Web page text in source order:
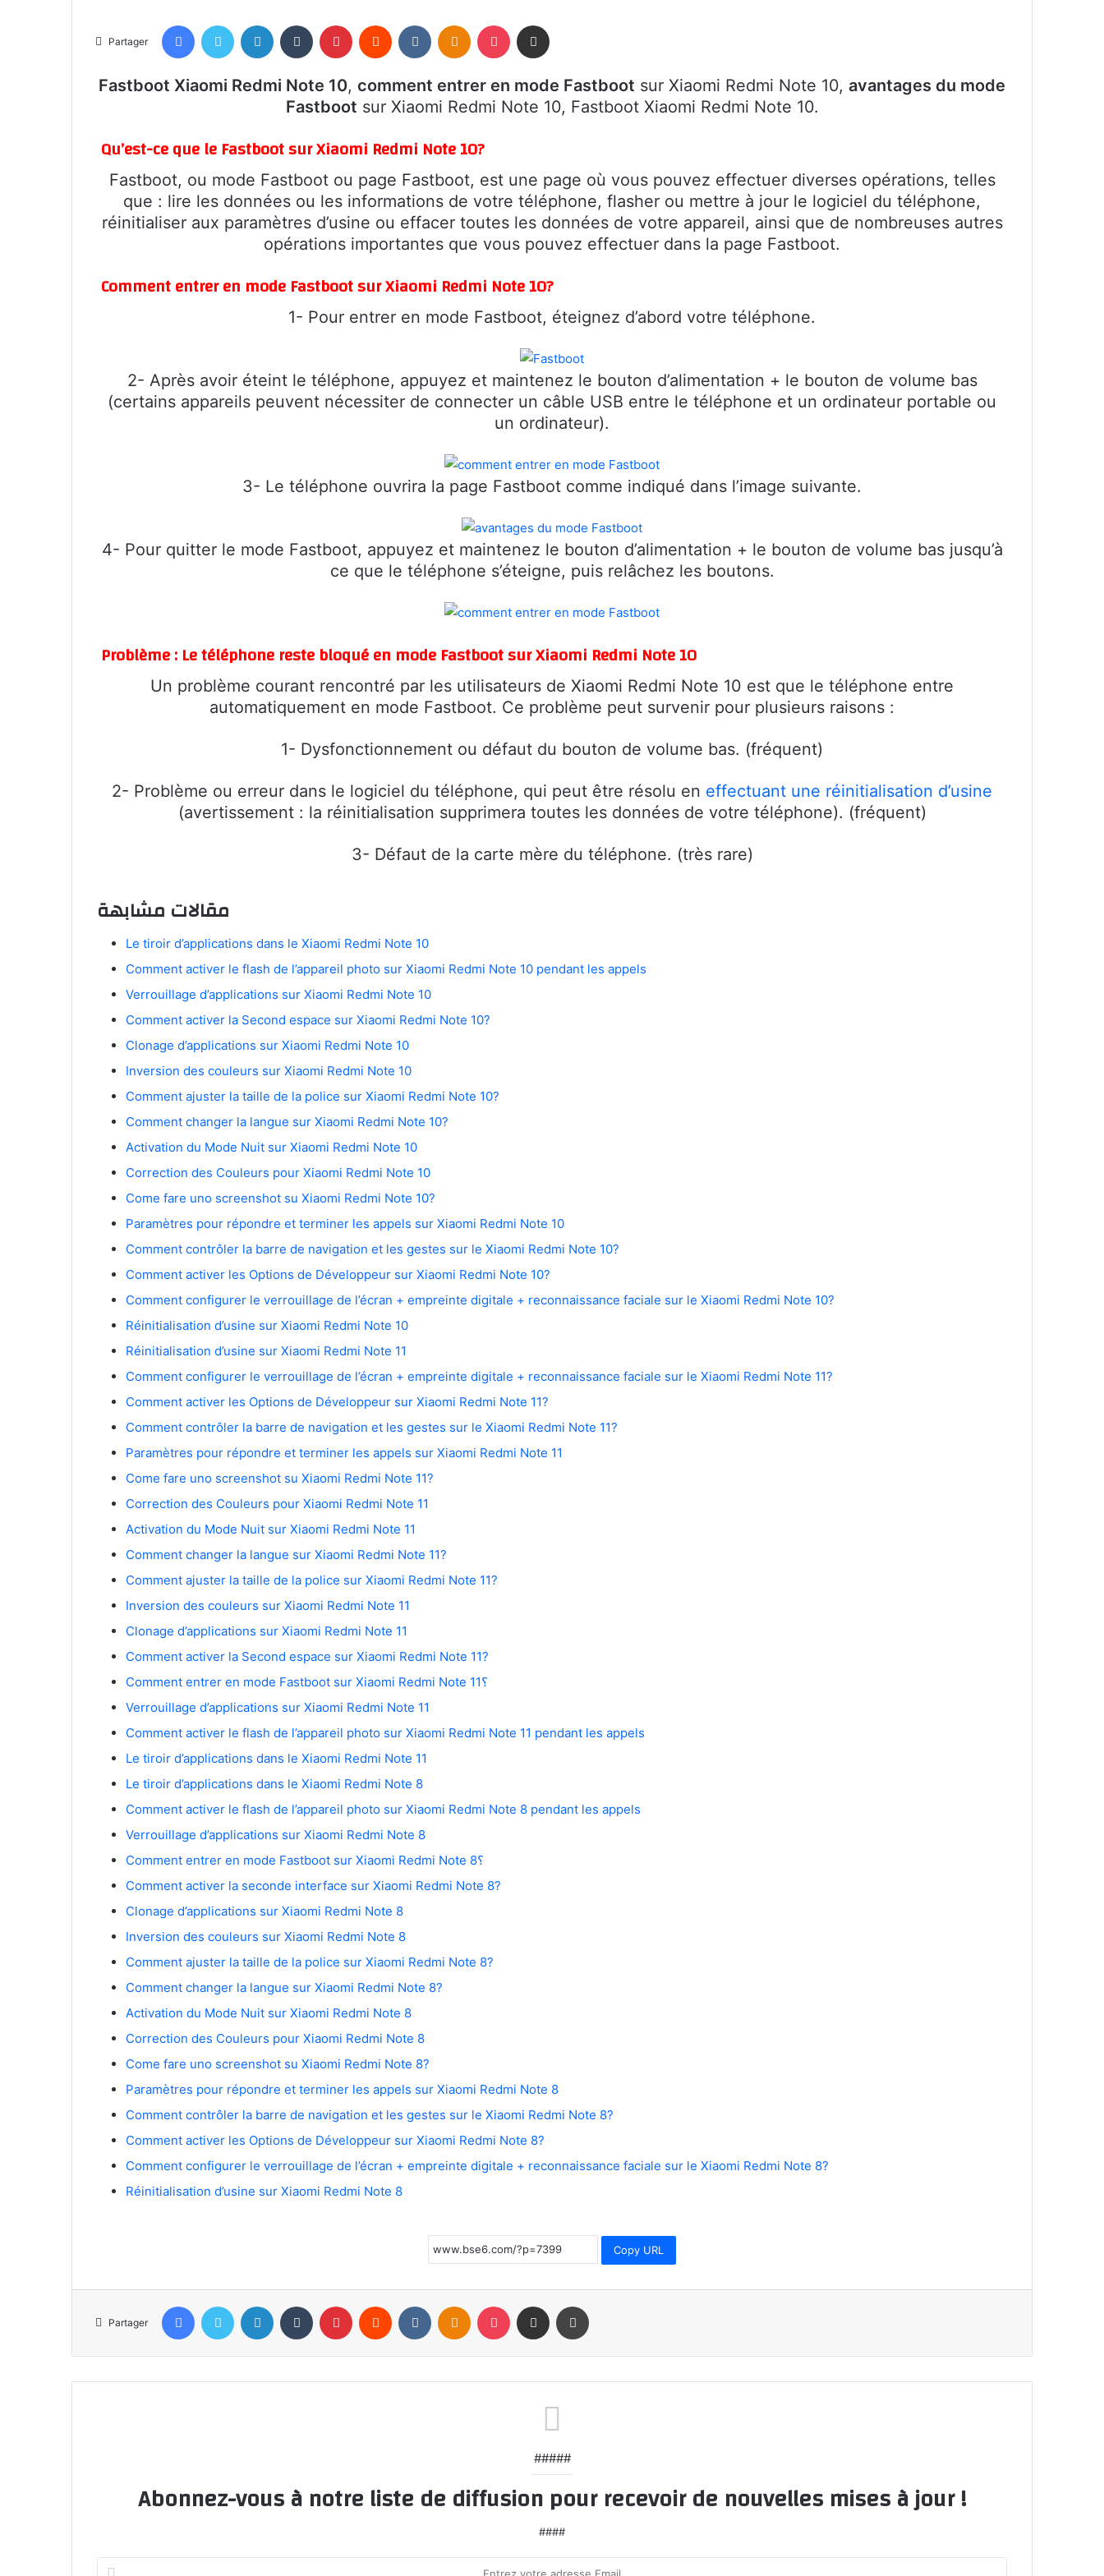
Partager
FacebookTwitter Linkedin Tumblr Pinterest Reddit VKontakteOdnoklassniki
Pocket
Fastboot Xiaomi Redmi Note 10, comment entrer en mode Fastboot sur Xiaomi Redmi Note 10, avantages du mode
Fastboot sur Xiaomi Redmi Note 10, Fastboot Xiaomi Redmi Note 10.
Qu’est-ce que le Fastboot sur Xiaomi Redmi Note 10?
Fastboot, ou mode Fastboot ou page Fastboot, est une page où vous pouvez effectuer diverses opérations, telles
que : lire les données ou les informations de votre téléphone, flasher ou mettre à jour le logiciel du téléphone,
réinitialiser aux paramètres d’usine ou effacer toutes les données de votre appareil, ainsi que de nombreuses autres
opérations importantes que vous pouvez effectuer dans la page Fastboot.
Comment entrer en mode Fastboot sur Xiaomi Redmi Note 10?
1- Pour entrer en mode Fastboot, éteignez d’abord votre téléphone.
2- Après avoir éteint le téléphone, appuyez et maintenez le bouton d’alimentation + le bouton de volume bas
(certains appareils peuvent nécessiter de connecter un câble USB entre le téléphone et un ordinateur portable ou
un ordinateur).
3- Le téléphone ouvrira la page Fastboot comme indiqué dans l’image suivante.
4- Pour quitter le mode Fastboot, appuyez et maintenez le bouton d’alimentation + le bouton de volume bas jusqu’à
ce que le téléphone s’éteigne, puis relâchez les boutons.
Problème : Le téléphone reste bloqué en mode Fastboot sur Xiaomi Redmi Note 10
Un problème courant rencontré par les utilisateurs de Xiaomi Redmi Note 10 est que le téléphone entre
automatiquement en mode Fastboot. Ce problème peut survenir pour plusieurs raisons :
1- Dysfonctionnement ou défaut du bouton de volume bas. (fréquent)
2- Problème ou erreur dans le logiciel du téléphone, qui peut être résolu en effectuant une réinitialisation d’usine
(avertissement : la réinitialisation supprimera toutes les données de votre téléphone). (fréquent)
3- Défaut de la carte mère du téléphone. (très rare)
مقالات مشابهة
Le tiroir d’applications dans le Xiaomi Redmi Note 10
Comment activer le flash de l’appareil photo sur Xiaomi Redmi Note 10 pendant les appels
Verrouillage d’applications sur Xiaomi Redmi Note 10
Comment activer la Second espace sur Xiaomi Redmi Note 10?
Clonage d’applications sur Xiaomi Redmi Note 10
Inversion des couleurs sur Xiaomi Redmi Note 10
Comment ajuster la taille de la police sur Xiaomi Redmi Note 10?
Comment changer la langue sur Xiaomi Redmi Note 10?
Activation du Mode Nuit sur Xiaomi Redmi Note 10
Correction des Couleurs pour Xiaomi Redmi Note 10
Come fare uno screenshot su Xiaomi Redmi Note 10?
Paramètres pour répondre et terminer les appels sur Xiaomi Redmi Note 10
Comment contrôler la barre de navigation et les gestes sur le Xiaomi Redmi Note 10?
Comment activer les Options de Développeur sur Xiaomi Redmi Note 10?
Comment configurer le verrouillage de l’écran + empreinte digitale + reconnaissance faciale sur le Xiaomi Redmi Note 10?
Réinitialisation d’usine sur Xiaomi Redmi Note 10
Réinitialisation d’usine sur Xiaomi Redmi Note 11
Comment configurer le verrouillage de l’écran + empreinte digitale + reconnaissance faciale sur le Xiaomi Redmi Note 11?
Comment activer les Options de Développeur sur Xiaomi Redmi Note 11?
Comment contrôler la barre de navigation et les gestes sur le Xiaomi Redmi Note 11?
Paramètres pour répondre et terminer les appels sur Xiaomi Redmi Note 11
Come fare uno screenshot su Xiaomi Redmi Note 11?
Correction des Couleurs pour Xiaomi Redmi Note 11
Activation du Mode Nuit sur Xiaomi Redmi Note 11
Comment changer la langue sur Xiaomi Redmi Note 11?
Comment ajuster la taille de la police sur Xiaomi Redmi Note 11?
Inversion des couleurs sur Xiaomi Redmi Note 11
Clonage d’applications sur Xiaomi Redmi Note 11
Comment activer la Second espace sur Xiaomi Redmi Note 11?
Comment entrer en mode Fastboot sur Xiaomi Redmi Note 11؟
Verrouillage d’applications sur Xiaomi Redmi Note 11
Comment activer le flash de l’appareil photo sur Xiaomi Redmi Note 11 pendant les appels
Le tiroir d’applications dans le Xiaomi Redmi Note 11
Le tiroir d’applications dans le Xiaomi Redmi Note 8
Comment activer le flash de l’appareil photo sur Xiaomi Redmi Note 8 pendant les appels
Verrouillage d’applications sur Xiaomi Redmi Note 8
Comment entrer en mode Fastboot sur Xiaomi Redmi Note 8؟
Comment activer la seconde interface sur Xiaomi Redmi Note 8?
Clonage d’applications sur Xiaomi Redmi Note 8
Inversion des couleurs sur Xiaomi Redmi Note 8
Comment ajuster la taille de la police sur Xiaomi Redmi Note 8?
Comment changer la langue sur Xiaomi Redmi Note 8?
Activation du Mode Nuit sur Xiaomi Redmi Note 8
Correction des Couleurs pour Xiaomi Redmi Note 8
Come fare uno screenshot su Xiaomi Redmi Note 8?
Paramètres pour répondre et terminer les appels sur Xiaomi Redmi Note 8
Comment contrôler la barre de navigation et les gestes sur le Xiaomi Redmi Note 8?
Comment activer les Options de Développeur sur Xiaomi Redmi Note 8?
Comment configurer le verrouillage de l’écran + empreinte digitale + reconnaissance faciale sur le Xiaomi Redmi Note 8?
Réinitialisation d’usine sur Xiaomi Redmi Note 8
Copy URL
Partager
FacebookTwitter Linkedin Tumblr Pinterest Reddit VKontakteOdnoklassniki
Pocket Partager par email
#####
Abonnez-vous à notre liste de diffusion pour recevoir de nouvelles mises à jour !
####